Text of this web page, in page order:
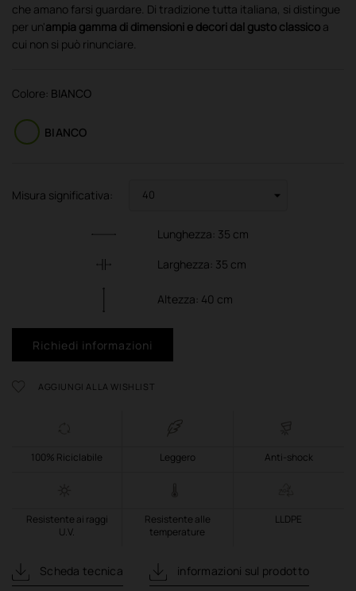
che amano farsi guardare. Di tradizione tutta italiana, si distingue
per un'ampia gamma di dimensioni e decori dal gusto classico a
cui non si può rinunciare.
Colore: BIANCO
BIANCO
Misura significativa:
Lunghezza: 35 cm
Larghezza: 35 cm
Altezza: 40 cm
Richiedi informazioni
AGGIUNGI ALLA WISHLIST
100% Riciclabile Leggero Anti-shock
Resistente ai raggi
U.V.
Resistente alle
temperature
LLDPE
Scheda tecnica informazioni sul prodotto